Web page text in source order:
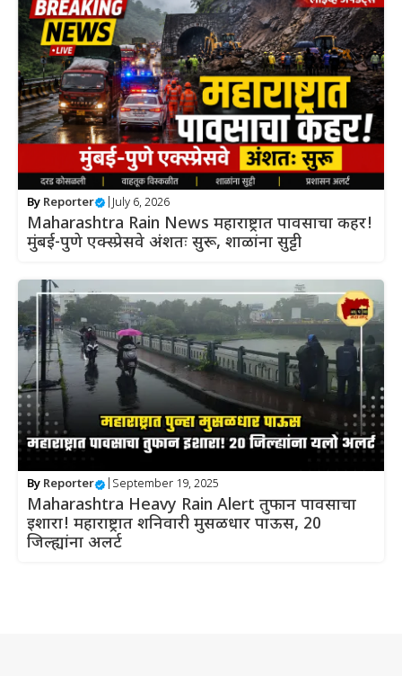
By Reporter July 6, 2026
Maharashtra Rain News महाराष्ट्रात पावसाचा कहर!
मुंबई-पुणे एक्स्प्रेसवे अंशतः सुरू, शाळांना सुट्टी
By Reporter September 19, 2025
Maharashtra Heavy Rain Alert तुफान पावसाचा
इशारा! महाराष्ट्रात शनिवारी मुसळधार पाऊस, 20
जिल्ह्यांना अलर्ट